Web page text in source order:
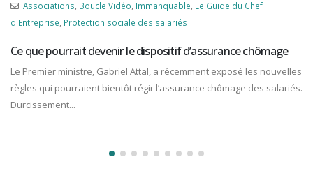
Associations Boucle Vidéo Immanquable Le Guide du Chef
d'Entreprise Protection sociale des salariés
Ce que pourrait devenir le dispositif d’assurance chômage
Le Premier ministre, Gabriel Attal, a récemment exposé les nouvelles
règles qui pourraient bientôt régir l’assurance chômage des salariés.
Durcissement...